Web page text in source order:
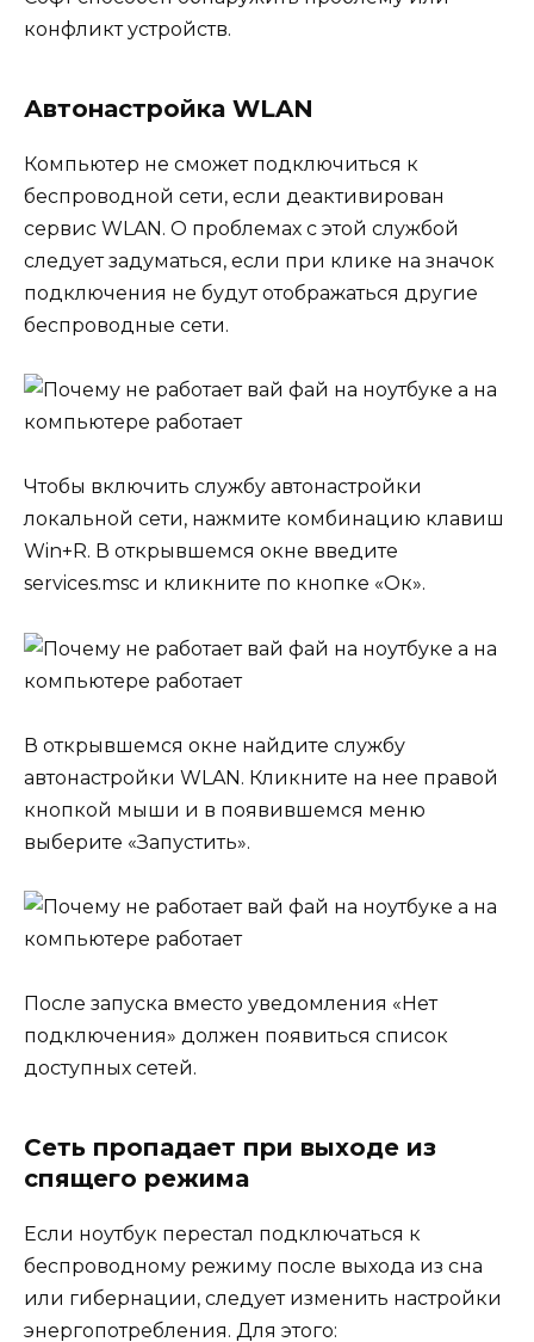
конфликт устройств.
Автонастройка WLAN
Компьютер не сможет подключиться к
беспроводной сети, если деактивирован
сервис WLAN. О проблемах с этой службой
следует задуматься, если при клике на значок
подключения не будут отображаться другие
беспроводные сети.
Чтобы включить службу автонастройки
локальной сети, нажмите комбинацию клавиш
Win+R. В открывшемся окне введите
services.msc и кликните по кнопке «Ок».
В открывшемся окне найдите службу
автонастройки WLAN. Кликните на нее правой
кнопкой мыши и в появившемся меню
выберите «Запустить».
После запуска вместо уведомления «Нет
подключения» должен появиться список
доступных сетей.
Сеть пропадает при выходе из
спящего режима
Если ноутбук перестал подключаться к
беспроводному режиму после выхода из сна
или гибернации, следует изменить настройки
энергопотребления. Для этого: